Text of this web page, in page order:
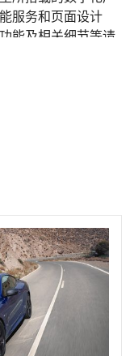
服务和页面设计
能及相关细节等请
中国大陆的具体